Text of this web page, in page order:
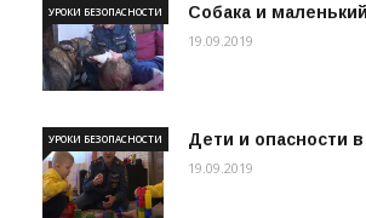
Собака и
УРОКИ БЕЗОПАСНОСТИ
19.09.2019
Дети и опасности в
УРОКИ БЕЗОПАСНОСТИ
19.09.2019